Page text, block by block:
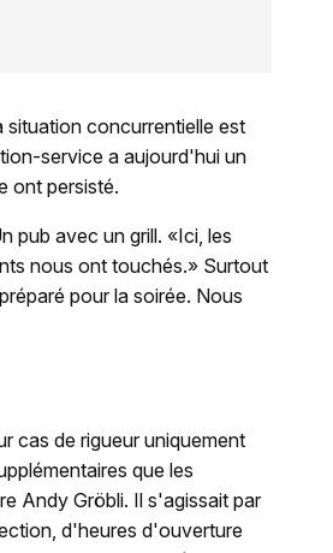
situation concurrentielle est
service a aujourd'hui un
ont persisté.
pub avec un grill. «Ici, les
nous ont touchés.» Surtout
pour la soirée. Nous
cas de rigueur uniquement
que les
Andy Gröbli. Il s'agissait par
d'heures d'ouverture